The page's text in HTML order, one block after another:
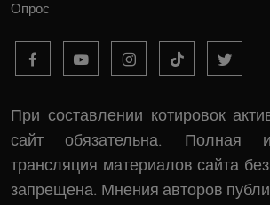
Опрос
При составлении котировок
сайт обязательна. Полная
трансляция материалов сайта
запрещена. Мнения авторов